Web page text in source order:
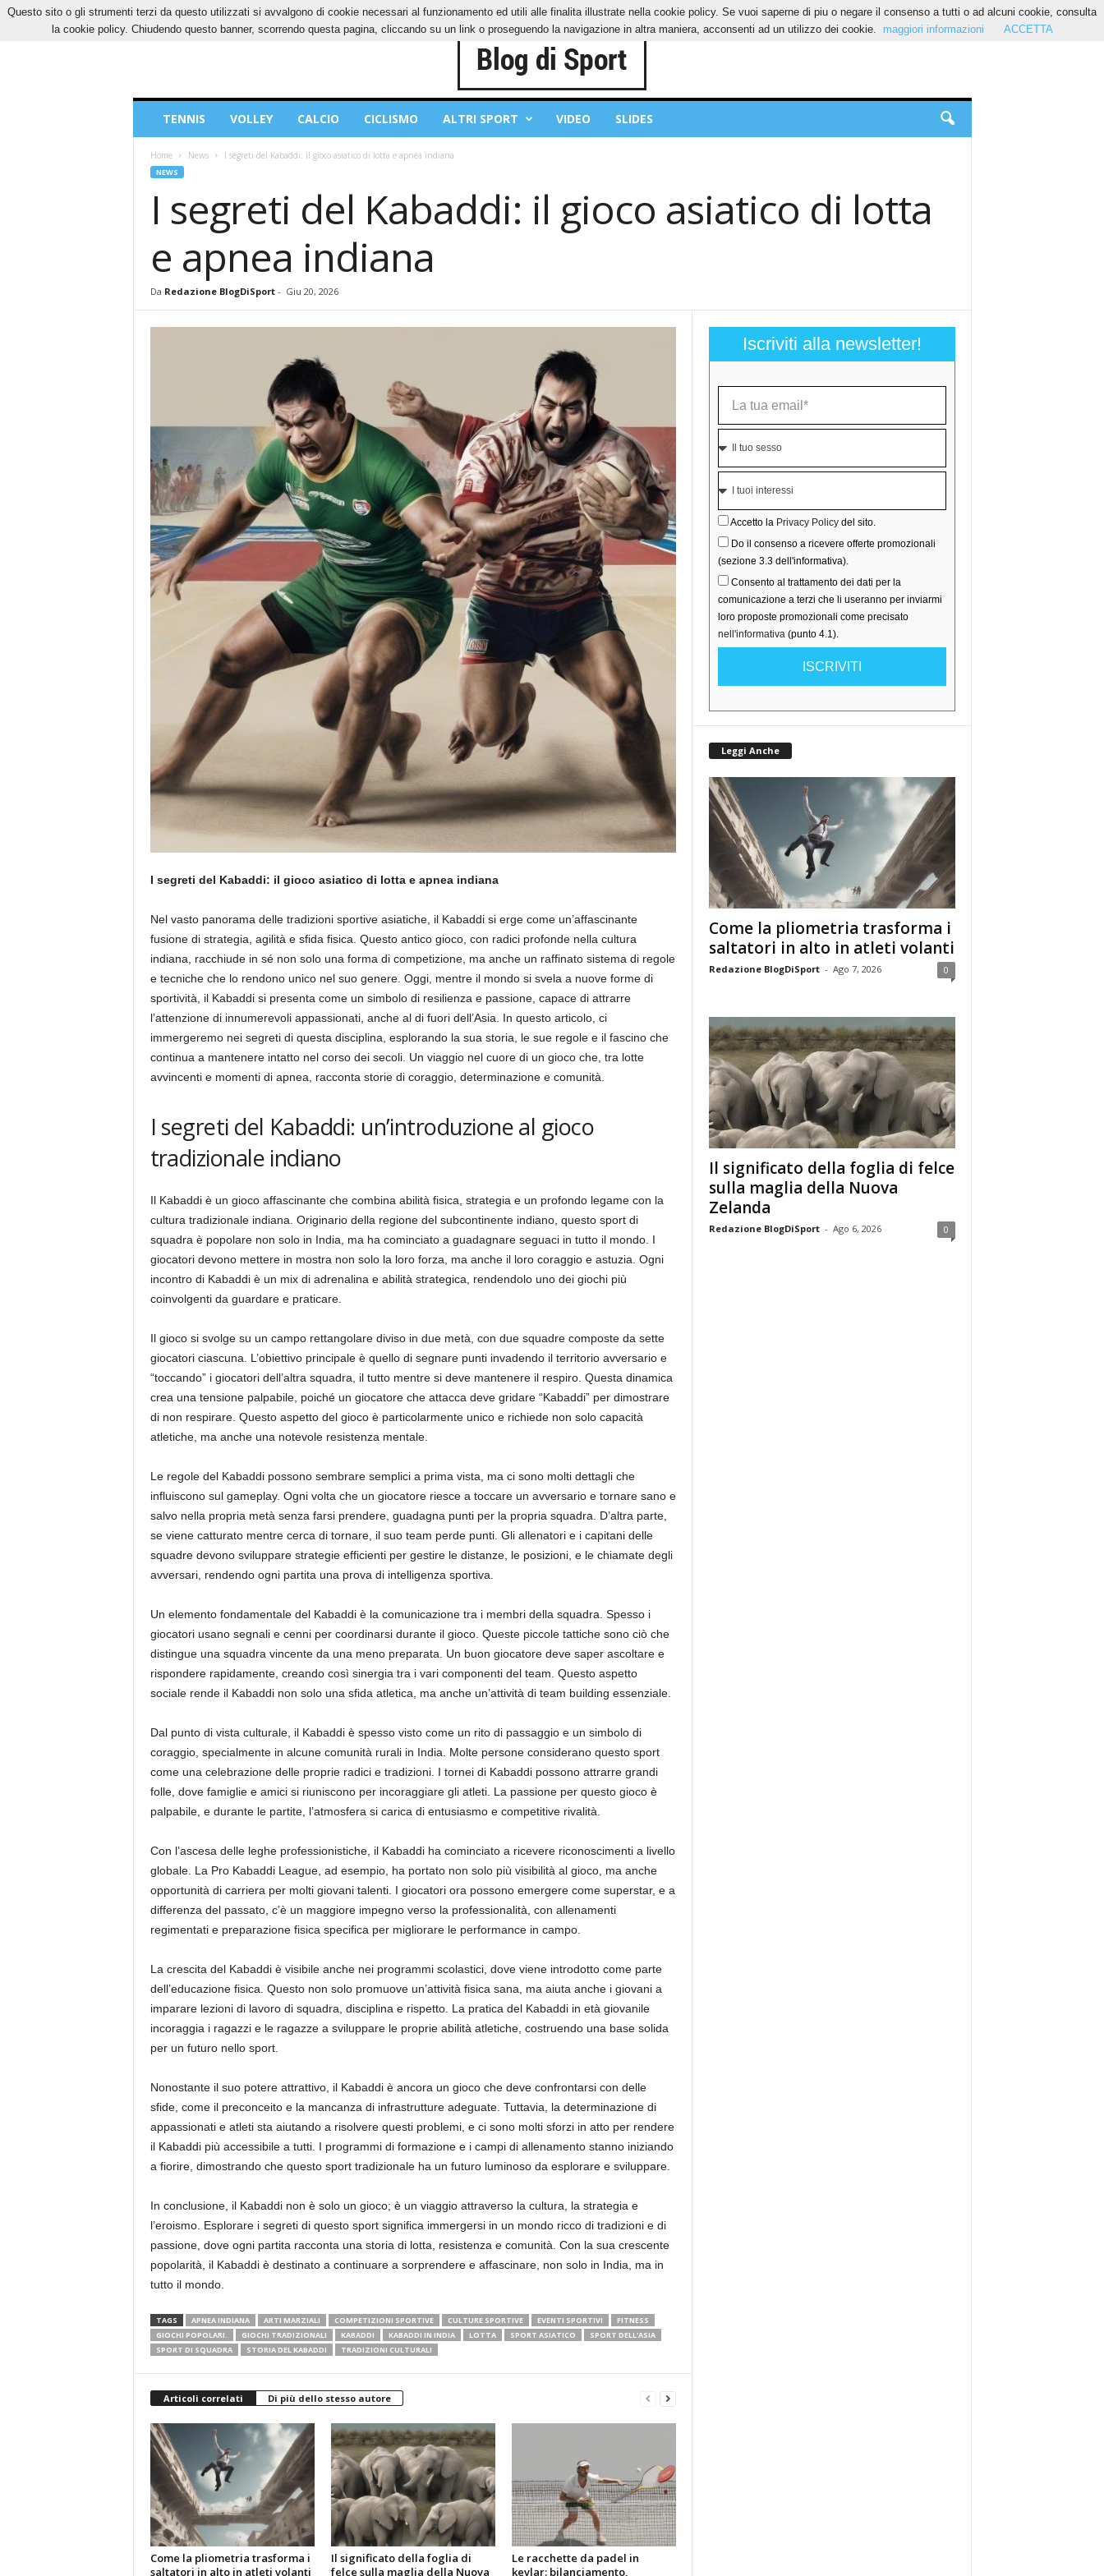
SABATO, 8 AGOSTO 2026 CONTATTI COOKIES PRIVACY POLICY
Sport
TENNIS VOLLEY CALCIO CICLISMO ALTRI SPORT VIDEO SLIDES
Home News I segreti del Kabaddi: il gioco asiatico di lotta e apnea indiana
NEWS
I segreti del Kabaddi: il gioco asiatico di lotta
e apnea indiana
Da Redazione BlogDiSport- Giu 20, 2026
I segreti del Kabaddi: il gioco asiatico di lotta e apnea indiana
Nel vasto panorama delle tradizioni sportive asiatiche, il Kabaddi si erge come un’affascinante
fusione di strategia, agilità e sfida fisica. Questo antico gioco, con radici profonde nella cultura
indiana, racchiude in sé non solo una forma di competizione, ma anche un raffinato sistema di regole
e tecniche che lo rendono unico nel suo genere. Oggi, mentre il mondo si svela a nuove forme di
sportività, il Kabaddi si presenta come un simbolo di resilienza e passione, capace di attrarre
l’attenzione di innumerevoli appassionati, anche al di fuori dell’Asia. In questo articolo, ci
immergeremo nei segreti di questa disciplina, esplorando la sua storia, le sue regole e il fascino che
continua a mantenere intatto nel corso dei secoli. Un viaggio nel cuore di un gioco che, tra lotte
avvincenti e momenti di apnea, racconta storie di coraggio, determinazione e comunità.
I segreti del Kabaddi: un’introduzione al gioco
tradizionale indiano
Il Kabaddi è un gioco affascinante che combina abilità fisica, strategia e un profondo legame con la
cultura tradizionale indiana. Originario della regione del subcontinente indiano, questo sport di
squadra è popolare non solo in India, ma ha cominciato a guadagnare seguaci in tutto il mondo. I
giocatori devono mettere in mostra non solo la loro forza, ma anche il loro coraggio e astuzia. Ogni
incontro di Kabaddi è un mix di adrenalina e abilità strategica, rendendolo uno dei giochi più
coinvolgenti da guardare e praticare.
Il gioco si svolge su un campo rettangolare diviso in due metà, con due squadre composte da sette
giocatori ciascuna. L’obiettivo principale è quello di segnare punti invadendo il territorio avversario e
“toccando” i giocatori dell’altra squadra, il tutto mentre si deve mantenere il respiro. Questa dinamica
crea una tensione palpabile, poiché un giocatore che attacca deve gridare “Kabaddi” per dimostrare
di non respirare. Questo aspetto del gioco è particolarmente unico e richiede non solo capacità
atletiche, ma anche una notevole resistenza mentale.
Le regole del Kabaddi possono sembrare semplici a prima vista, ma ci sono molti dettagli che
influiscono sul gameplay. Ogni volta che un giocatore riesce a toccare un avversario e tornare sano e
salvo nella propria metà senza farsi prendere, guadagna punti per la propria squadra. D’altra parte,
se viene catturato mentre cerca di tornare, il suo team perde punti. Gli allenatori e i capitani delle
squadre devono sviluppare strategie efficienti per gestire le distanze, le posizioni, e le chiamate degli
avversari, rendendo ogni partita una prova di intelligenza sportiva.
Un elemento fondamentale del Kabaddi è la comunicazione tra i membri della squadra. Spesso i
giocatori usano segnali e cenni per coordinarsi durante il gioco. Queste piccole tattiche sono ciò che
distingue una squadra vincente da una meno preparata. Un buon giocatore deve saper ascoltare e
rispondere rapidamente, creando così sinergia tra i vari componenti del team. Questo aspetto
sociale rende il Kabaddi non solo una sfida atletica, ma anche un’attività di team building essenziale.
Dal punto di vista culturale, il Kabaddi è spesso visto come un rito di passaggio e un simbolo di
coraggio, specialmente in alcune comunità rurali in India. Molte persone considerano questo sport
come una celebrazione delle proprie radici e tradizioni. I tornei di Kabaddi possono attrarre grandi
folle, dove famiglie e amici si riuniscono per incoraggiare gli atleti. La passione per questo gioco è
palpabile, e durante le partite, l’atmosfera si carica di entusiasmo e competitive rivalità.
Con l’ascesa delle leghe professionistiche, il Kabaddi ha cominciato a ricevere riconoscimenti a livello
globale. La Pro Kabaddi League, ad esempio, ha portato non solo più visibilità al gioco, ma anche
opportunità di carriera per molti giovani talenti. I giocatori ora possono emergere come superstar, e a
differenza del passato, c’è un maggiore impegno verso la professionalità, con allenamenti
regimentati e preparazione fisica specifica per migliorare le performance in campo.
La crescita del Kabaddi è visibile anche nei programmi scolastici, dove viene introdotto come parte
dell’educazione fisica. Questo non solo promuove un’attività fisica sana, ma aiuta anche i giovani a
imparare lezioni di lavoro di squadra, disciplina e rispetto. La pratica del Kabaddi in età giovanile
incoraggia i ragazzi e le ragazze a sviluppare le proprie abilità atletiche, costruendo una base solida
per un futuro nello sport.
Nonostante il suo potere attrattivo, il Kabaddi è ancora un gioco che deve confrontarsi con delle
sfide, come il preconceito e la mancanza di infrastrutture adeguate. Tuttavia, la determinazione di
appassionati e atleti sta aiutando a risolvere questi problemi, e ci sono molti sforzi in atto per rendere
il Kabaddi più accessibile a tutti. I programmi di formazione e i campi di allenamento stanno iniziando
a fiorire, dimostrando che questo sport tradizionale ha un futuro luminoso da esplorare e sviluppare.
In conclusione, il Kabaddi non è solo un gioco; è un viaggio attraverso la cultura, la strategia e
l’eroismo. Esplorare i segreti di questo sport significa immergersi in un mondo ricco di tradizioni e di
passione, dove ogni partita racconta una storia di lotta, resistenza e comunità. Con la sua crescente
popolarità, il Kabaddi è destinato a continuare a sorprendere e affascinare, non solo in India, ma in
tutto il mondo.
TAGS APNEA INDIANA ARTI MARZIALI COMPETIZIONI SPORTIVE CULTURE SPORTIVE EVENTI SPORTIVI
FITNESS
GIOCHI POPOLARI.
GIOCHI TRADIZIONALI KABADDI KABADDI IN INDIA LOTTA SPORT ASIATICO
SPORT DELL'ASIA
SPORT DI SQUADRA
STORIA DEL KABADDI TRADIZIONI CULTURALI
Articoli correlati Di più dello stesso autore
Come la pliometria trasforma i
saltatori in alto in atleti volanti
Il significato della foglia di
felce sulla maglia della Nuova
Le racchette da padel in
kevlar: bilanciamento,
Iscriviti alla newsletter!
Accetto la Privacy Policydel sito.
Do il consenso a ricevere offerte promozionali
(sezione 3.3 dell'informativa).
Consento al trattamento dei dati per la
comunicazione a terzi che li useranno per inviarmi
loro proposte promozionali come precisato
nell'informativa(punto 4.1).
ISCRIVITI
Leggi Anche
Come la pliometria trasforma i
saltatori in alto in atleti volanti
Redazione BlogDiSport - Ago 7, 2026 0
Il significato della foglia di felce
sulla maglia della Nuova
Zelanda
Redazione BlogDiSport - Ago 6, 2026 0
Questo sito o gli strumenti terzi da questo utilizzati si avvalgono di cookie necessari al funzionamento ed utili alle finalita illustrate nella cookie policy. Se vuoi saperne di piu o negare il consenso a tutti o ad alcuni cookie, consulta
la cookie policy. Chiudendo questo banner, scorrendo questa pagina, cliccando su un link o proseguendo la navigazione in altra maniera, acconsenti ad un utilizzo dei cookie.
maggiori informazioni ACCETTA